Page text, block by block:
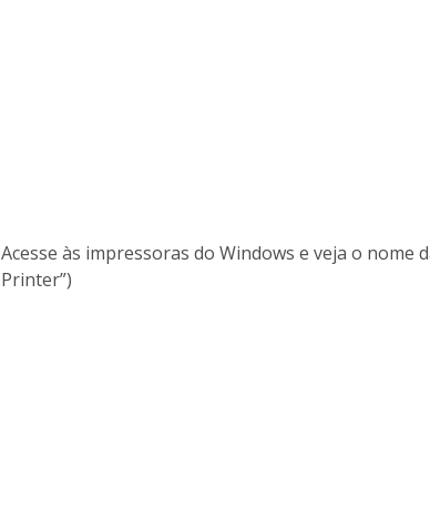
Acesse às impressoras do Windows e veja o nome
Printer”)